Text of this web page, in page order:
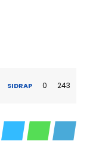
SIDRAP 0 243